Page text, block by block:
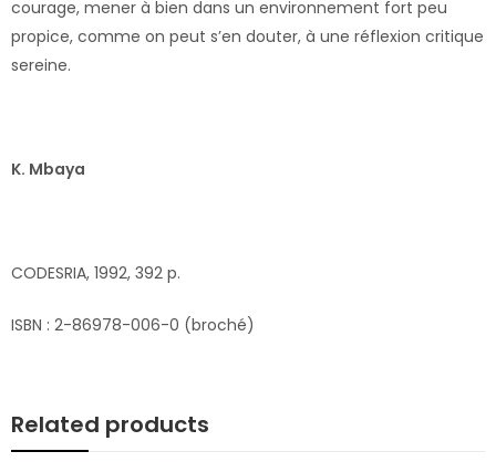
courage, mener à bien dans un environnement fort peu
propice, comme on peut s’en douter, à une réflexion critique
sereine.
K. Mbaya
CODESRIA, 1992, 392 p.
ISBN : 2-86978-006-0 (broché)
Related products